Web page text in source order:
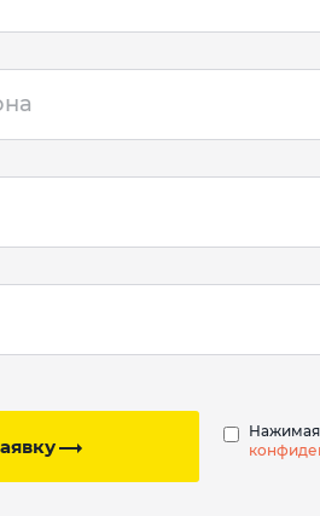
Нажимая